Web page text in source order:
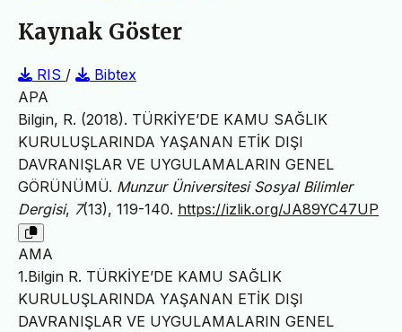
Kaynak Göster
RIS /
Bibtex
APA
Bilgin, R. (2018). TÜRKİYE’DE KAMU SAĞLIK
KURULUŞLARINDA YAŞANAN ETİK DIŞI
DAVRANIŞLAR VE UYGULAMALARIN GENEL
GÖRÜNÜMÜ. Munzur Üniversitesi Sosyal Bilimler
Dergisi, 7(13), 119-140. https://izlik.org/JA89YC47UP
AMA
1.Bilgin R. TÜRKİYE’DE KAMU SAĞLIK
KURULUŞLARINDA YAŞANAN ETİK DIŞI
DAVRANIŞLAR VE UYGULAMALARIN GENEL